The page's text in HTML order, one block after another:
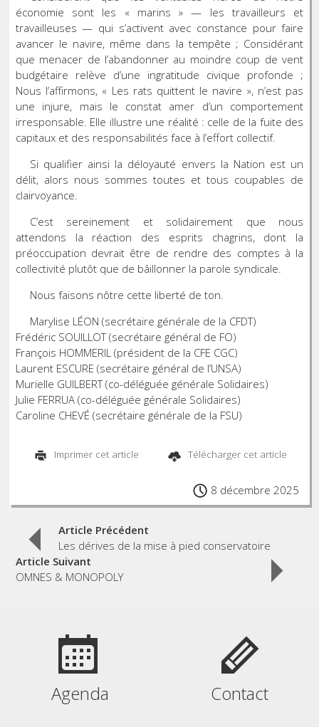
économie sont les « marins » — les travailleurs et
travailleuses — qui s’activent avec constance pour faire
avancer le navire, même dans la tempête ; Considérant
que menacer de l’abandonner au moindre coup de vent
budgétaire relève d’une ingratitude civique profonde ;
Nous l’affirmons, « Les rats quittent le navire », n’est pas
une injure, mais le constat amer d’un comportement
irresponsable. Elle illustre une réalité : celle de la fuite des
capitaux et des responsabilités face à l’effort collectif.
Si qualifier ainsi la déloyauté envers la Nation est un
délit, alors nous sommes toutes et tous coupables de
clairvoyance.
C’est sereinement et solidairement que nous
attendons la réaction des esprits chagrins, dont la
préoccupation devrait être de rendre des comptes à la
collectivité plutôt que de bâillonner la parole syndicale.
Nous faisons nôtre cette liberté de ton.
Marylise LÉON (secrétaire générale de la CFDT)
Frédéric SOUILLOT (secrétaire général de FO)
François HOMMERIL (président de la CFE CGC)
Laurent ESCURE (secrétaire général de l’UNSA)
Murielle GUILBERT (co-déléguée générale Solidaires)
Julie FERRUA (co-déléguée générale Solidaires)
Caroline CHEVÉ (secrétaire générale de la FSU)
Imprimer cet article Télécharger cet article
8 décembre 2025
Post
navigation
Article Précédent
Les dérives de la mise à pied conservatoire
Article Suivant
OMNES & MONOPOLY
Agenda Contact